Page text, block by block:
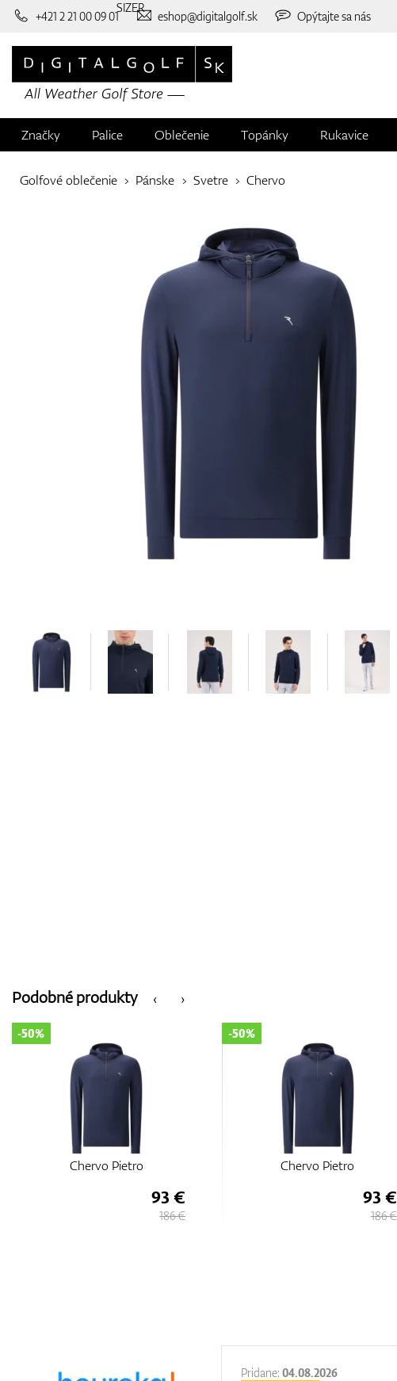
+421 2 21 00 09 01 eshop@digitalgolf.sk Opýtajte sa nás
Značky Palice Oblečenie Topánky Rukavice
Golfové oblečenie Pánske Svetre Chervo
‹
Podobné produkty ›
Chervo Pietro
-50%
93 €
186 €
Chervo Pietro
-50%
93 €
186 €
Pridane:04.08.2026
SIZER